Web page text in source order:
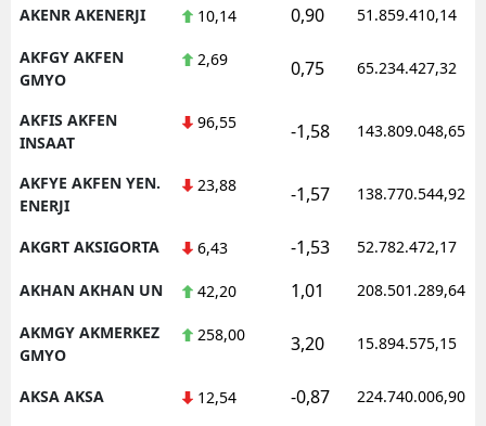
AKENR AKENERJI 10,14 0,90 51.859.410,14
AKFGY AKFEN
GMYO
2,69 0,75 65.234.427,32
AKFIS AKFEN
INSAAT
96,55 -1,58 143.809.048,65
AKFYE AKFEN YEN.
ENERJI
23,88 -1,57 138.770.544,92
AKGRT AKSIGORTA 6,43 -1,53 52.782.472,17
AKHAN AKHAN UN 42,20 1,01 208.501.289,64
AKMGY AKMERKEZ
GMYO
258,00 3,20 15.894.575,15
AKSA AKSA 12,54 -0,87 224.740.006,90